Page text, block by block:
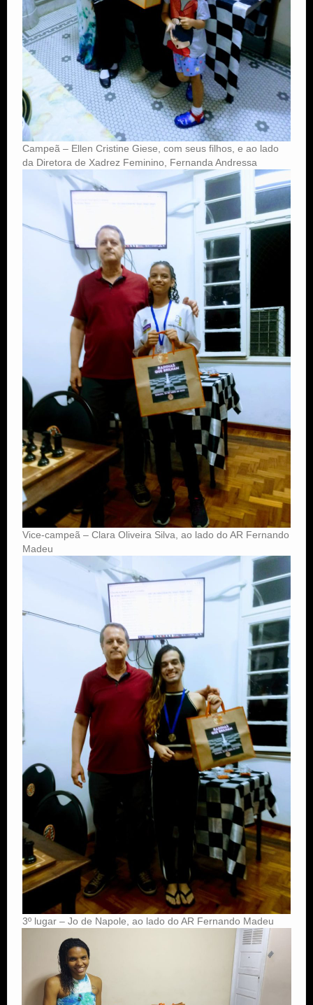
Campeã – Ellen Cristine Giese, com seus filhos, e ao lado
da Diretora de Xadrez Feminino, Fernanda Andressa
Vice-campeã – Clara Oliveira Silva, ao lado do AR Fernando
Madeu
3º lugar – Jo de Napole, ao lado do AR Fernando Madeu